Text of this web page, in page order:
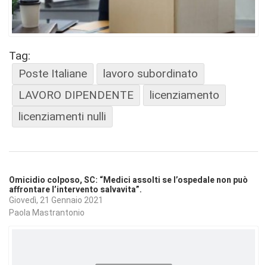
Tag:
Poste Italiane
lavoro subordinato
LAVORO DIPENDENTE
licenziamento
licenziamenti nulli
Omicidio colposo, SC: “Medici assolti se l’ospedale non può
affrontare l’intervento salvavita”.
Giovedì, 21 Gennaio 2021
Paola Mastrantonio